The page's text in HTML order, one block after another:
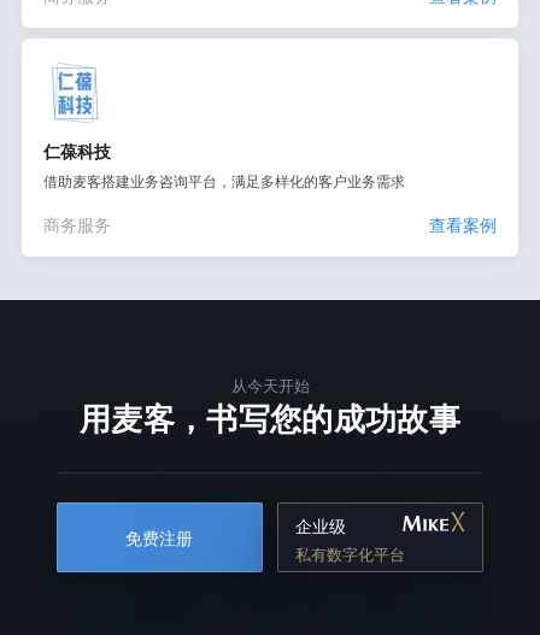
仁葆科技
借助麦客搭建业务咨询平台，满足多样化的客户业务需求
商务服务 查看案例
从今天开始
用麦客，书写您的成功故事
免费注册
企业级
私有数字化平台